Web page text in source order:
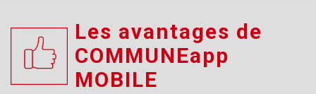
Les avantages de
COMMUNEapp
MOBILE